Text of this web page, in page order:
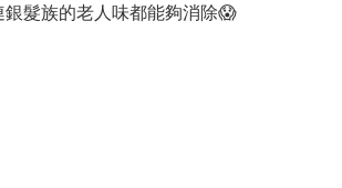
銀髮族的老人味都能夠消除😱